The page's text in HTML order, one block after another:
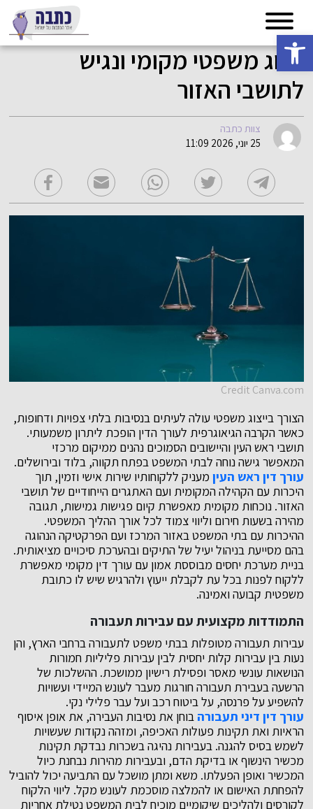
פתח סרגל נגישות
ייצוג משפטי מקומי ונגיש
לתושבי האזור
צוות כתבה
25 יוני, 2026 11:09
Credit Canva.com
הצורך בייצוג משפטי עולה לעיתים בנסיבות בלתי צפויות ודחופות,
כאשר הקרבה הגיאוגרפית לעורך הדין הופכת ליתרון משמעותי.
תושבי ראש העין והיישובים הסמוכים נהנים ממיקום מרכזי
המאפשר גישה נוחה לבתי המשפט בפתח תקווה, בלוד ובירושלים.
עורך דין ראש העיןמעניק ללקוחותיו שירות אישי וזמין, תוך
היכרות עם הקהילה המקומית ועם האתגרים הייחודיים של תושבי
האזור. נוכחות מקומית מאפשרת קיום פגישות גמישות, תגובה
מהירה בשעות חירום וליווי צמוד לכל אורך ההליך המשפטי.
ההיכרות עם בתי המשפט באזור המרכז ועם הפרקטיקה הנהוגה
בהם מסייעת בניהול יעיל של התיקים ובהערכת סיכויים מציאותית.
בניית מערכת יחסים מבוססת אמון עם עורך דין מקומי מאפשרת
ללקוח לפנות בכל עת לקבלת ייעוץ ולהרגיש שיש לו כתובת
משפטית קבועה ואמינה.
התמודדות מקצועית עם עבירות תעבורה
עבירות תעבורה מטופלות בבתי משפט לתעבורה ברחבי הארץ, והן
נעות בין עבירות קלות יחסית לבין עבירות פליליות חמורות
הנושאות עונשי מאסר ופסילת רישיון ממושכת. ההשלכות של
הרשעה בעבירת תעבורה חורגות מעבר לעונש המיידי ועשויות
להשפיע על פרנסה, על ביטוח רכב ועל עבר פלילי נקי.
עורך דין דיני תעבורה בוחן את נסיבות העבירה, את אופן איסוף
הראיות ואת תקינות פעולות האכיפה, ומזהה נקודות שעשויות
לשמש בסיס להגנה. בעבירות נהיגה בשכרות נבדקת תקינות
מכשיר הינשוף או בדיקת הדם, ובעבירות מהירות נבחנת כיול
המכשיר ואופן הפעלתו. משא ומתן מושכל עם התביעה יכול להוביל
להפחתת האישום או להמלצה מוסכמת לעונש מקל. ליווי הלקוח
לקורסים ולהליכים שיקומיים מוכיח לבית המשפט נטילת אחריות